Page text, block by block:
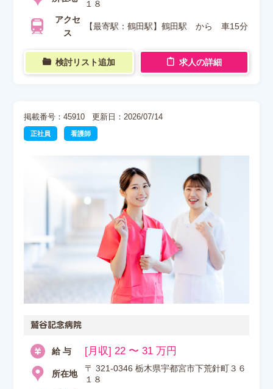
１８
アクセ
ス
【最寄駅：鶴田駅】鶴田駅 から 車15分
検討リスト追加 求人の詳細
掲載番号：45910 更新日：2026/07/14
正社員 看護師
鷲谷記念病院
給 与 [月収] 22 〜 31 万円
所在地
〒 321-0346 栃木県宇都宮市下荒針町３６
１８